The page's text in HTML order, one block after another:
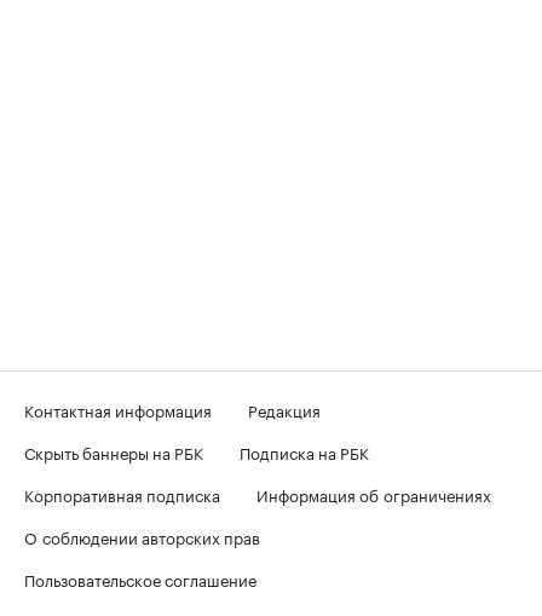
Контактная информация
Редакция
Скрыть баннеры на РБК
Подписка на РБК
Корпоративная подписка
Информация об ограничениях
О соблюдении авторских прав
Пользовательское соглашение